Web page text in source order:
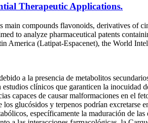
Therapeutic Applications.
compounds flavonoids, derivatives of
to analyze pharmaceutical patents
America (Latipat-Espacenet), the World
a la presencia de metabolitos
clínicos que garanticen la inocuidad
capaces de causar malformaciones en el
glucósidos y terpenos podrían excretarse
específicamente la maduración de